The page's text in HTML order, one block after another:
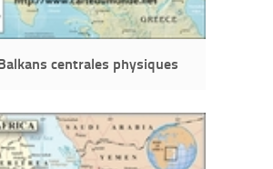
centrales physiques